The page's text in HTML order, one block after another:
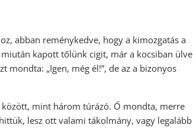
abban reménykedve, hogy a kimozgatás a
kapott tőlünk cigit, már a kocsiban ülve
mondta: „Igen, még él!”, de az a bizonyos
mint három túrázó. Ő mondta, merre
lesz ott valami tákolmány, vagy legalább